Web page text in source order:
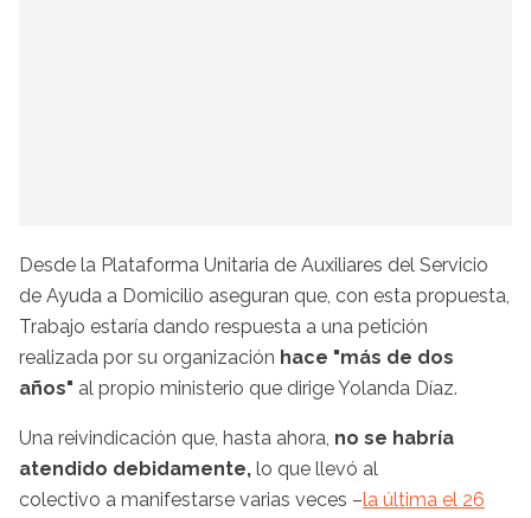
Desde la Plataforma Unitaria de Auxiliares del Servicio
de Ayuda a Domicilio aseguran que, con esta propuesta,
Trabajo estaría dando respuesta a una petición
realizada por su organización hace "más de dos
años" al propio ministerio que dirige Yolanda Díaz.
Una reivindicación que, hasta ahora, no se habría
atendido debidamente, lo que llevó al
colectivo a manifestarse varias veces –la última el 26